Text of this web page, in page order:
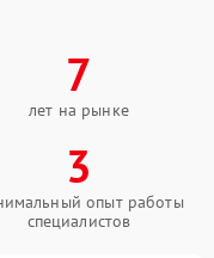
7
лет на рынке
3
опыт работы
специалистов